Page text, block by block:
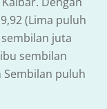
(Lima puluh
juta
sembilan
puluh